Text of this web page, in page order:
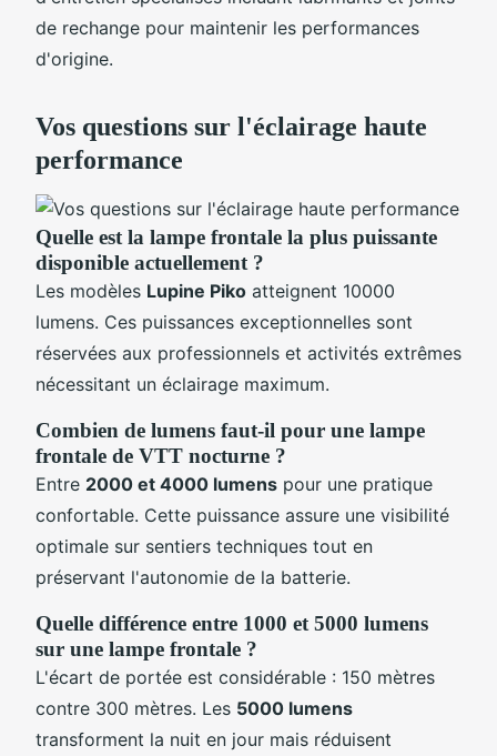
de rechange pour maintenir les performances
d'origine.
Vos questions sur l'éclairage haute
performance
Quelle est la lampe frontale la plus puissante
disponible actuellement ?
Les modèles Lupine Piko atteignent 10000
lumens. Ces puissances exceptionnelles sont
réservées aux professionnels et activités extrêmes
nécessitant un éclairage maximum.
Combien de lumens faut-il pour une lampe
frontale de VTT nocturne ?
Entre 2000 et 4000 lumens pour une pratique
confortable. Cette puissance assure une visibilité
optimale sur sentiers techniques tout en
préservant l'autonomie de la batterie.
Quelle différence entre 1000 et 5000 lumens
sur une lampe frontale ?
L'écart de portée est considérable : 150 mètres
contre 300 mètres. Les 5000 lumens
transforment la nuit en jour mais réduisent